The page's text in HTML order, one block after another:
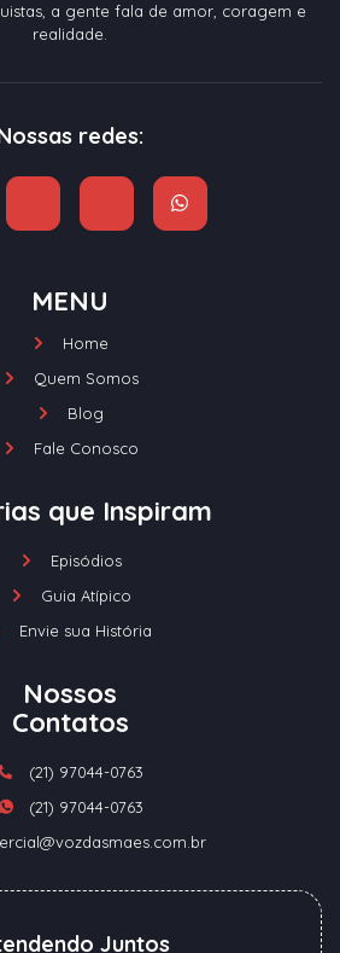
a gente fala de amor, coragem e
realidade.
redes:
MENU
Home
Quem Somos
Blog
Fale Conosco
que Inspiram
Episódios
Guia Atípico
Envie sua História
Nossos
Contatos
(21) 97044-0763
(21) 97044-0763
Juntos